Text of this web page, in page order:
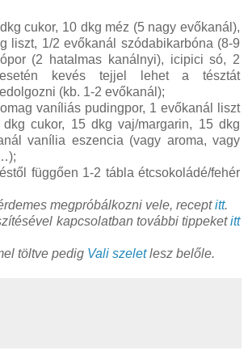
cukor, 10 dkg méz (5 nagy evőkanál),
liszt, 1/2 evőkanál szódabikarbóna (8-9
(2 hatalmas kanálnyi), icipici só, 2
kevés tejjel lehet a tésztát
(kb. 1-2 evőkanál);
vaníliás pudingpor, 1 evőkanál liszt
cukor, 15 dkg vaj/margarin, 15 dkg
vanília eszencia (vagy aroma, vagy
függően 1-2 tábla étcsokoládé/fehér
megpróbálkozni vele, receptitt.
kapcsolatban további tippeketitt
töltve pedig Vali szeletlesz belőle.